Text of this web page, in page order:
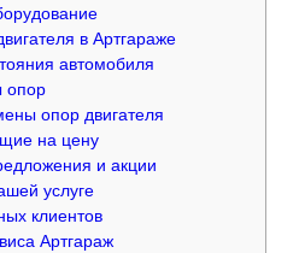
в Артгараже
автомобиля
опор
опор двигателя
на цену
и акции
услуге
клиентов
Артгараж